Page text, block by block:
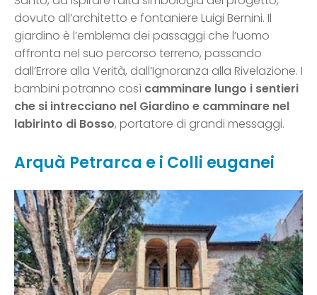
dovuto all’architetto e fontaniere Luigi Bernini. Il
giardino è l’emblema dei passaggi che l’uomo
affronta nel suo percorso terreno, passando
dall’Errore alla Verità, dall’Ignoranza alla Rivelazione. I
bambini potranno così camminare lungo i sentieri
che si intrecciano nel Giardino e camminare nel
labirinto di Bosso, portatore di grandi messaggi.
Arquà Petrarca e i Colli euganei